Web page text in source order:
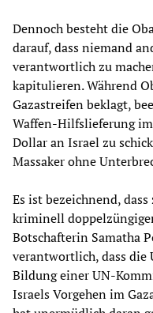
Dennoch besteht die
darauf, dass niemand
verantwortlich zu
kapitulieren. Während
Gazastreifen beklagt,
Waffen-Hilfslieferung
Dollar an Israel zu
Massaker ohne
Es ist bezeichnend,
kriminell
Botschafterin Samatha
verantwortlich, dass die
Bildung einer UN-
Israels Vorgehen im